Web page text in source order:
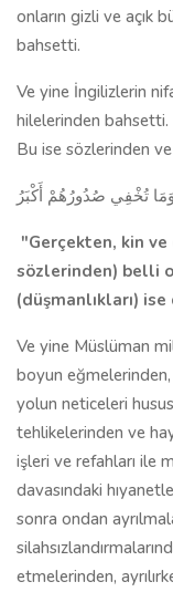
onların gizli ve açık
bahsetti.
Ve yine İngilizlerin
hilelerinden
Bu ise sözlerinden ve
تُخْفِي صُدُورُهُمْ أَكْبَرُ
"Gerçekten, kin ve
sözlerinden) belli
(düşmanlıkları)
Ve yine Müslüman
boyun
yolun neticeleri
tehlikelerinden ve
işleri ve refahları ile
davasındaki
sonra ondan
etmelerinden,